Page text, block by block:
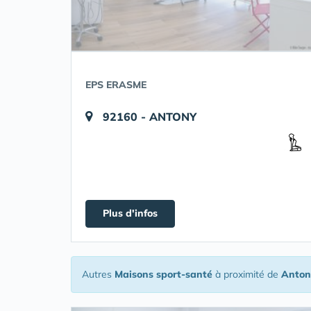
EPS ERASME
92160 - ANTONY
Plus d'infos
Autres Maisons sport-santé à proximité de